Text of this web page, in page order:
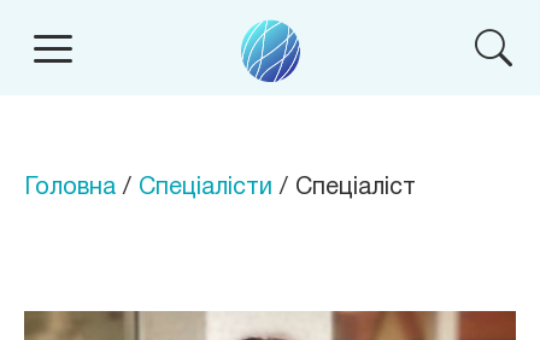
Головна / Спеціалісти / Спеціаліст